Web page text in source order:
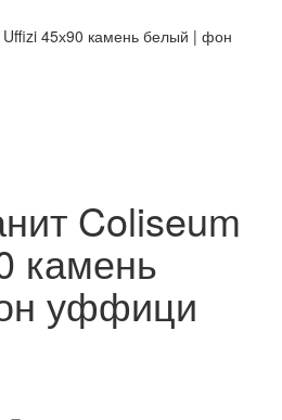
Coliseum
камень
уффици